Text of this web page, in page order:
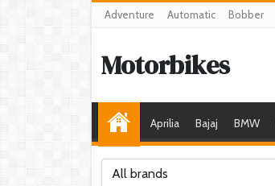
Adventure Automatic Bobber
Motorbikes
Aprilia Bajaj BMW
All brands